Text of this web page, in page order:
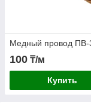
Медный провод ПВ-
100 ₸/м
Купить